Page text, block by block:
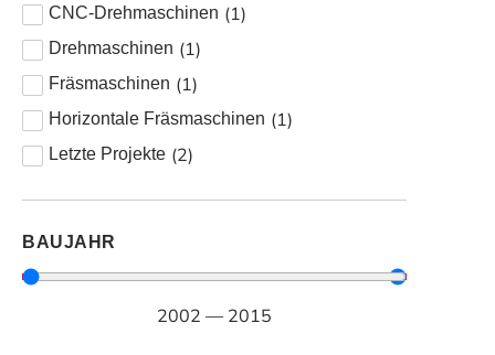
CNC-Drehmaschinen (1)
Drehmaschinen (1)
Fräsmaschinen (1)
Horizontale Fräsmaschinen (1)
Letzte Projekte (2)
BAUJAHR
2002 — 2015